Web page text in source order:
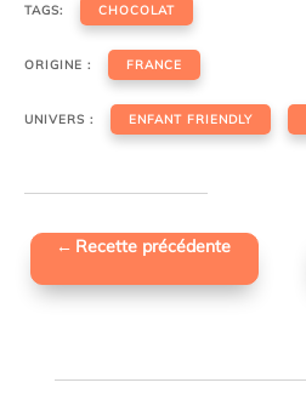
TAGS: CHOCOLAT
ORIGINE : FRANCE
UNIVERS : ENFANT FRIENDLY
←Recette précédente